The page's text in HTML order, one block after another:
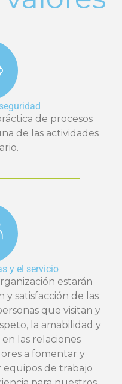
de procesos
de las actividades
y el servicio
estarán
y satisfacción de las
que visitan y
la amabilidad y
en las relaciones
a fomentar y
de trabajo